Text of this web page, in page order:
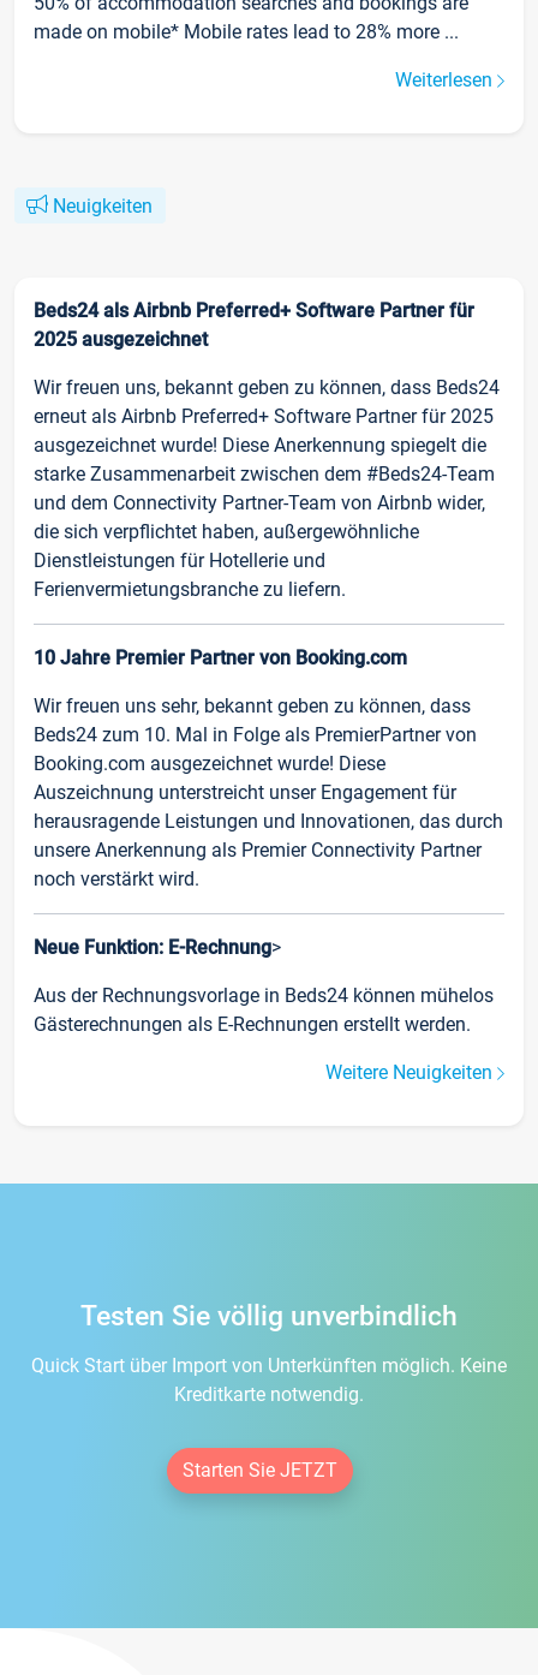
made on mobile* Mobile rates lead to 28% more ...
Weiterlesen
Neuigkeiten
Beds24 als Airbnb Preferred+ Software Partner für
2025 ausgezeichnet
Wir freuen uns, bekannt geben zu können, dass Beds24
erneut als Airbnb Preferred+ Software Partner für 2025
ausgezeichnet wurde! Diese Anerkennung spiegelt die
starke Zusammenarbeit zwischen dem #Beds24-Team
und dem Connectivity Partner-Team von Airbnb wider,
die sich verpflichtet haben, außergewöhnliche
Dienstleistungen für Hotellerie und
Ferienvermietungsbranche zu liefern.
10 Jahre Premier Partner von Booking.com
Wir freuen uns sehr, bekannt geben zu können, dass
Beds24 zum 10. Mal in Folge als PremierPartner von
Booking.com ausgezeichnet wurde! Diese
Auszeichnung unterstreicht unser Engagement für
herausragende Leistungen und Innovationen, das durch
unsere Anerkennung als Premier Connectivity Partner
noch verstärkt wird.
Neue Funktion: E-Rechnung>
Aus der Rechnungsvorlage in Beds24 können mühelos
Gästerechnungen als E-Rechnungen erstellt werden.
Weitere Neuigkeiten
Testen Sie völlig unverbindlich
Quick Start über Import von Unterkünften möglich. Keine
Kreditkarte notwendig.
Starten Sie JETZT